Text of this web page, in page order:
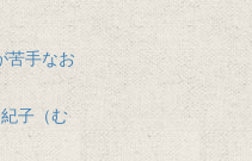
苦手なお
子（む